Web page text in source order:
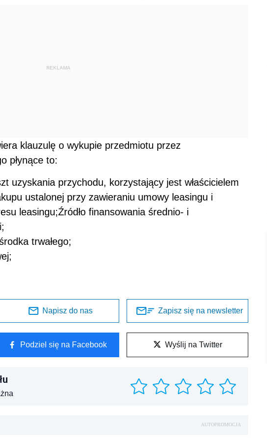
REKLAMA
klauzulę o wykupie przedmiotu przez
płynące to:
uzyskania przychodu, korzystający jest właścicielem
ustalonej przy zawieraniu umowy leasingu i
leasingu;Źródło finansowania średnio- i
trwałego;
Napisz do nas Zapisz się na newsletter
Podziel się na Facebook Wyślij na Twitter
AUTOPROMOCJA